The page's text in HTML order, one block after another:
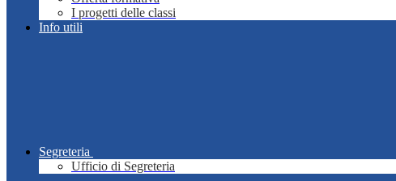
I progetti delle classi
Info utili
Segreteria
Ufficio di Segreteria